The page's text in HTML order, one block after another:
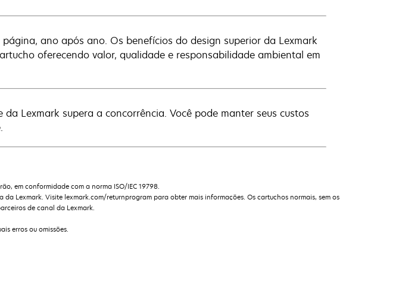
ano após ano. Os benefícios do design superior da Lexmark
oferecendo valor, qualidade e responsabilidade ambiental em
Lexmark supera a concorrência. Você pode manter seus custos
em conformidade com a norma ISO/IEC 19798.
Lexmark. Visite lexmark.com/returnprogram para obter mais informações. Os cartuchos normais, sem os
de canal da Lexmark.
erros ou omissões.